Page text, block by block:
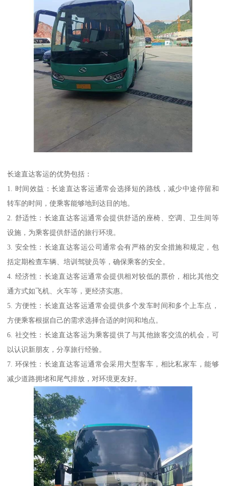
长途直达客运的优势包括：
1. 时间效益：长途直达客运通常会选择短的路线，减少中途停留和
转车的时间，使乘客能够地到达目的地。
2. 舒适性：长途直达客运通常会提供舒适的座椅、空调、卫生间等
设施，为乘客提供舒适的旅行环境。
3. 安全性：长途直达客运公司通常会有严格的安全措施和规定，包
括定期检查车辆、培训驾驶员等，确保乘客的安全。
4. 经济性：长途直达客运通常会提供相对较低的票价，相比其他交
通方式如飞机、火车等，更经济实惠。
5. 方便性：长途直达客运通常会提供多个发车时间和多个上车点，
方便乘客根据自己的需求选择合适的时间和地点。
6. 社交性：长途直达客运为乘客提供了与其他旅客交流的机会，可
以认识新朋友，分享旅行经验。
7. 环保性：长途直达客运通常会采用大型客车，相比私家车，能够
减少道路拥堵和尾气排放，对环境更友好。